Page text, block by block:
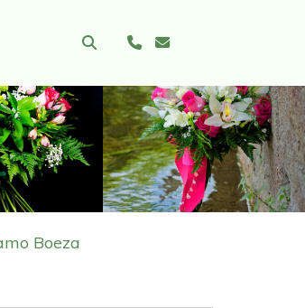
Boeza